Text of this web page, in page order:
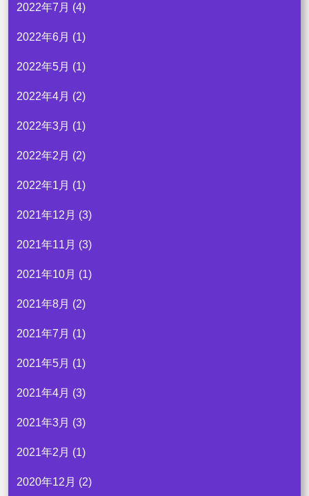
2022年7月 (4)
2022年6月 (1)
2022年5月 (1)
2022年4月 (2)
2022年3月 (1)
2022年2月 (2)
2022年1月 (1)
2021年12月 (3)
2021年11月 (3)
2021年10月 (1)
2021年8月 (2)
2021年7月 (1)
2021年5月 (1)
2021年4月 (3)
2021年3月 (3)
2021年2月 (1)
2020年12月 (2)